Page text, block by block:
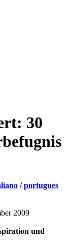
30
/portugues
2009
und